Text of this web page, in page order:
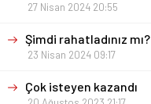
27 Nisan 2024 20:55
Şimdi rahatladınız mı?
23 Nisan 2024 09:17
Çok isteyen kazandı